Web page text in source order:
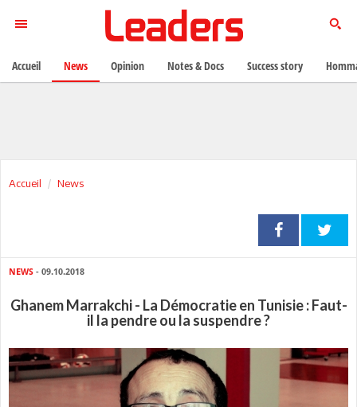
Accueil News
NEWS - 09.10.2018
Ghanem Marrakchi - La Démocratie en Tunisie : Faut-
il la pendre ou la suspendre ?
Accueil News Opinion Notes & Docs Success story